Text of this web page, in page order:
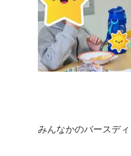
みんなかのバースデ